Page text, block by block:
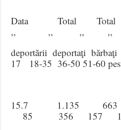
Data Total
,, ,, ,, ,,
deportării deportaţi
17 18-35 36-50 51-60
15.7 1.135
85 356